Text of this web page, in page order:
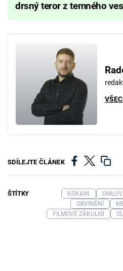
drsný teror z temného
SDÍLEJTE ČLÁNEK
ŠTÍTKY KOKAIN
OBVINĚNÍ
FILMOVÉ ZÁKULISÍ